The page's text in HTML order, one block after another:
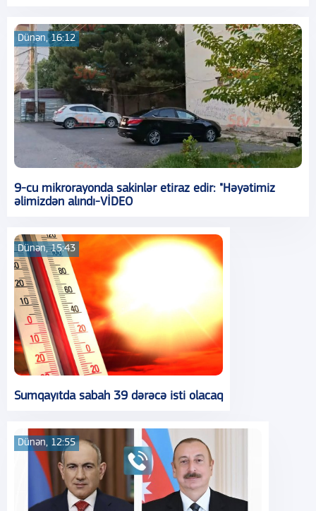
Dünən, 16:12
9-cu mikrorayonda sakinlər etiraz edir: "Həyətimiz
əlimizdən alındı-VİDEO
Dünən, 15:43
Sumqayıtda sabah 39 dərəcə isti olacaq
Dünən, 12:55